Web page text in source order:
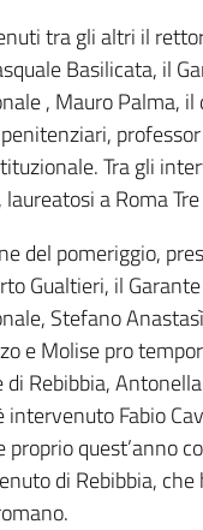
tra gli altri il
Basilicata, il
, Mauro Palma,
Tra gli
a Roma
del pomeriggio,
Gualtieri, il
Stefano
e Molise pro
Rebibbia,
intervenuto Fabio
proprio quest’anno
di Rebibbia,